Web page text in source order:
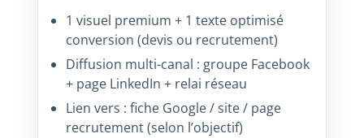
1 visuel premium + 1 texte optimisé
conversion (devis ou recrutement)
Diffusion multi-canal : groupe Facebook
+ page LinkedIn + relai réseau
Lien vers : fiche Google / site / page
recrutement (selon l’objectif)